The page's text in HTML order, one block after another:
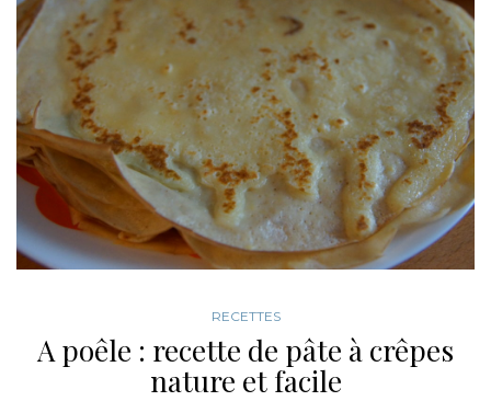
RECETTES
A poêle : recette de pâte à crêpes
nature et facile